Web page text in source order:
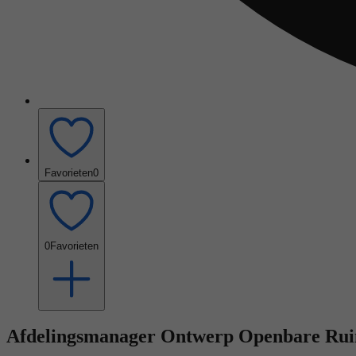
Favorieten0
0Favorieten
Afdelingsmanager Ontwerp Openbare